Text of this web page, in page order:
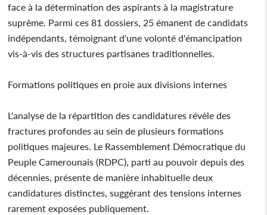
face à la détermination des aspirants à la magistrature
suprême. Parmi ces 81 dossiers, 25 émanent de candidats
indépendants, témoignant d'une volonté d'émancipation
vis-à-vis des structures partisanes traditionnelles.
Formations politiques en proie aux divisions internes
L'analyse de la répartition des candidatures révèle des
fractures profondes au sein de plusieurs formations
politiques majeures. Le Rassemblement Démocratique du
Peuple Camerounais (RDPC), parti au pouvoir depuis des
décennies, présente de manière inhabituelle deux
candidatures distinctes, suggérant des tensions internes
rarement exposées publiquement.